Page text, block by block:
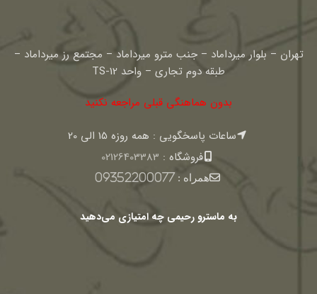
تهران – بلوار میرداماد – جنب مترو میرداماد – مجتمع رز میرداماد –
طبقه دوم تجاری – واحد TS-12
بدون هماهنگی قبلی مراجعه نکنید
ساعات پاسخگویی : همه روزه 15 الی 20
فروشگاه : 02126403383
همراه :09352200077
به ماسترو رحیمی چه امتیازی می‌دهید